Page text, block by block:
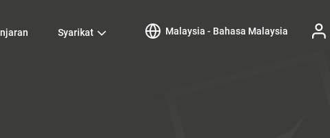
Syarikat Malaysia - Bahasa Malaysia